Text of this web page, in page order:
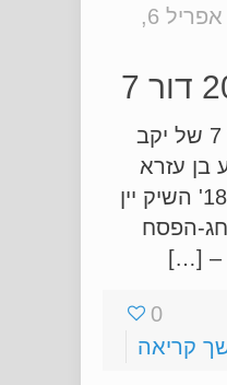
אפריל 6,
יין מרלו 2012 דור 7 של יקב
בן עזרא
יקב הפרימיום '1848' השיק יין
הפסח
– […]
0
קריאה